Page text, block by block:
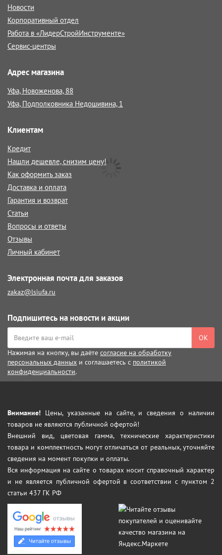
Новости
Корпоративный отдел
Работа в «ЛидерСтройИнструменте»
Сервис-центры
Адрес магазина
Уфа, Новоженова, 88
Уфа, Подполковника Недошивина, 1
Клиентам
Кредит
Нашли дешевле, снизим цену!
Как оформить заказ
Доставка и оплата
Гарантия и возврат
Статьи
Вопросы и ответы
Отзывы
Личный кабинет
Электронная почта для заказов
zakaz@lsiufa.ru
Подпишитесь на новости и акции
ОК
Нажимая на кнопку, вы даёте согласие на обработку
персональных данных и соглашаетесь с политикой
конфиденциальности.
Внимание! Цены, указанные на сайте, и сведения о наличии
товаров не являются публичной офертой!
Внешний вид, цветовая гамма, технические характеристики
товара и комплектность могут отличаться от реальных, уточняйте
сведения на момент покупки и оплаты.
Вся информация на сайте о товарах носит справочный характер
и не является публичной офертой в соответствии с пунктом 2
статьи 437 ГК РФ